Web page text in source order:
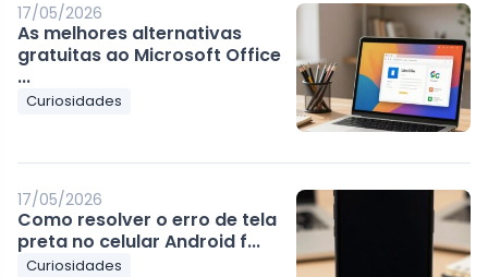
17/05/2026
As melhores alternativas
gratuitas ao Microsoft Office
...
Curiosidades
17/05/2026
Como resolver o erro de tela
preta no celular Android f...
Curiosidades